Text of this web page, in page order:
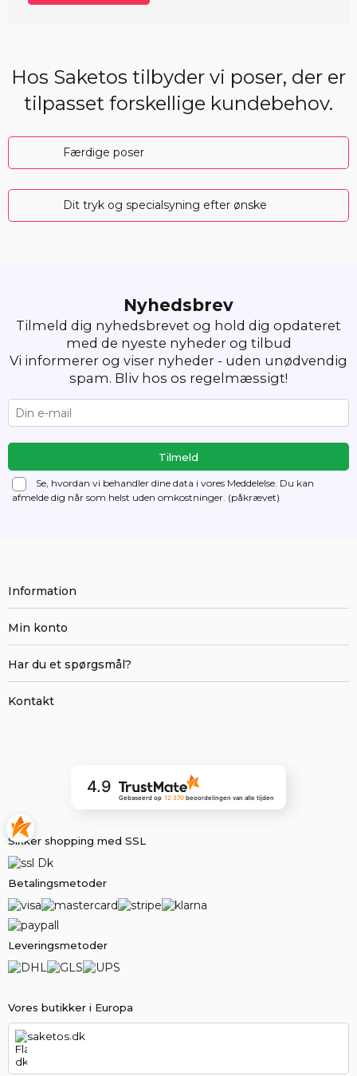
Hos Saketos tilbyder vi poser, der er
tilpasset forskellige kundebehov.
Færdige poser
Dit tryk og specialsyning efter ønske
Nyhedsbrev
Tilmeld dig nyhedsbrevet og hold dig opdateret
med de nyeste nyheder og tilbud
Vi informerer og viser nyheder - uden unødvendig
spam. Bliv hos os regelmæssigt!
Se, hvordan vi behandler dine data i vores Meddelelse. Du kan
afmelde dig når som helst uden omkostninger. (påkrævet)
Vores butikker i Europa
saketos.dk
Information
Min konto
Har du et spørgsmål?
Kontakt
4.9
Gebaseerd op 12 370beoordelingen van alle tijden
Sikker shopping med SSL
Betalingsmetoder
Leveringsmetoder